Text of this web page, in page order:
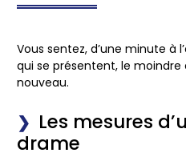
Vous sentez, d’une minute à
qui se présentent, le
nouveau.
Les mesures
drame